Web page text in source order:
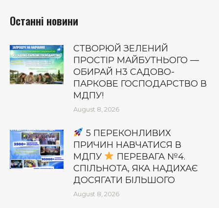
Останні новини
СТВОРЮЙ ЗЕЛЕНИЙ
ПРОСТІР МАЙБУТНЬОГО —
ОБИРАЙ Н3 САДОВО-
ПАРКОВЕ ГОСПОДАРСТВО В
МДПУ!
August 8, 2026
5 ПЕРЕКОНЛИВИХ
ПРИЧИН НАВЧАТИСЯ В
МДПУ
ПЕРЕВАГА №4.
СПІЛЬНОТА, ЯКА НАДИХАЄ
ДОСЯГАТИ БІЛЬШОГО
August 8, 2026